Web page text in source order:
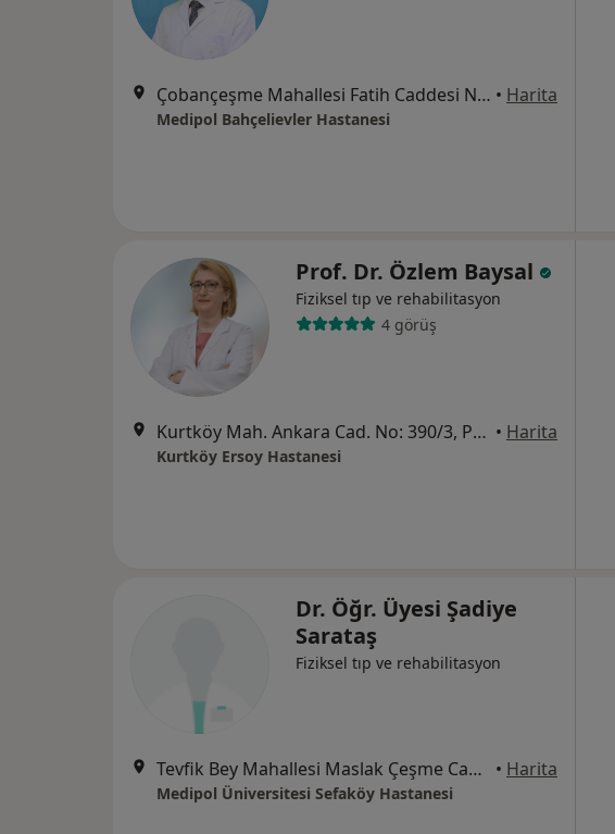
Çobançeşme Mahallesi Fatih Caddesi No:1/8, Bahçelievler • Harita
Medipol Bahçelievler Hastanesi
Prof. Dr. Özlem Baysal
Fiziksel tıp ve rehabilitasyon
4 görüş
Kurtköy Mah. Ankara Cad. No: 390/3, Pendik • Harita
Kurtköy Ersoy Hastanesi
Dr. Öğr. Üyesi Şadiye
Sarataş
Fiziksel tıp ve rehabilitasyon
Tevfik Bey Mahallesi Maslak Çeşme Caddesi No:30, Küçükçekmece • Harita
Medipol Üniversitesi Sefaköy Hastanesi